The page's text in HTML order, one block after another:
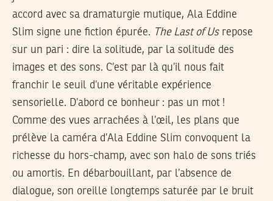
accord avec sa dramaturgie mutique, Ala Eddine
Slim signe une fiction épurée. The Last of Usrepose
sur un pari : dire la solitude, par la solitude des
images et des sons. C’est par là qu’il nous fait
franchir le seuil d’une véritable expérience
sensorielle. D’abord ce bonheur : pas un mot !
Comme des vues arrachées à l’œil, les plans que
prélève la caméra d’Ala Eddine Slim convoquent la
richesse du hors-champ, avec son halo de sons triés
ou amortis. En débarbouillant, par l’absence de
dialogue, son oreille longtemps saturée par le bruit